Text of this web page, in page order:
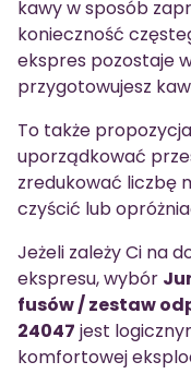
kawy w sposób
konieczność
ekspres pozostaje
przygotowujesz
To także
uporządkować
zredukować liczbę
czyścić lub
Jeżeli zależy Ci na
ekspresu, wybór
fusów / zestaw
24047 jest
komfortowej